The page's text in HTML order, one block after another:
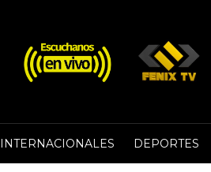
INTERNACIONALES DEPORTES